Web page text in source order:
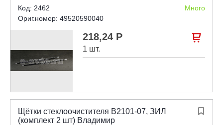
Код: 2462
Много
Ориг.номер: 49520590040
218,24 Р
1 шт.


Щётки стеклоочистителя В2101-07, ЗИЛ
(комплект 2 шт) Владимир